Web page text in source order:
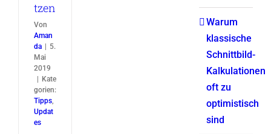
tzen
Von
Aman
da
5.
Mai
2019
Kate
gorien:
Tipps,
Updat
es
Warum
klassische
Schnittbild-
Kalkulationen
oft zu
optimistisch
sind